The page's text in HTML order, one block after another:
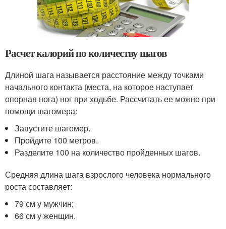
Расчет калорий по количеству шагов
Длиной шага называется расстояние между точками
начального контакта (места, на которое наступает
опорная нога) ног при ходьбе. Рассчитать ее можно при
помощи шагомера:
Запустите шагомер.
Пройдите 100 метров.
Разделите 100 на количество пройденных шагов.
Средняя длина шага взрослого человека нормального
роста составляет:
79 см у мужчин;
66 см у женщин.